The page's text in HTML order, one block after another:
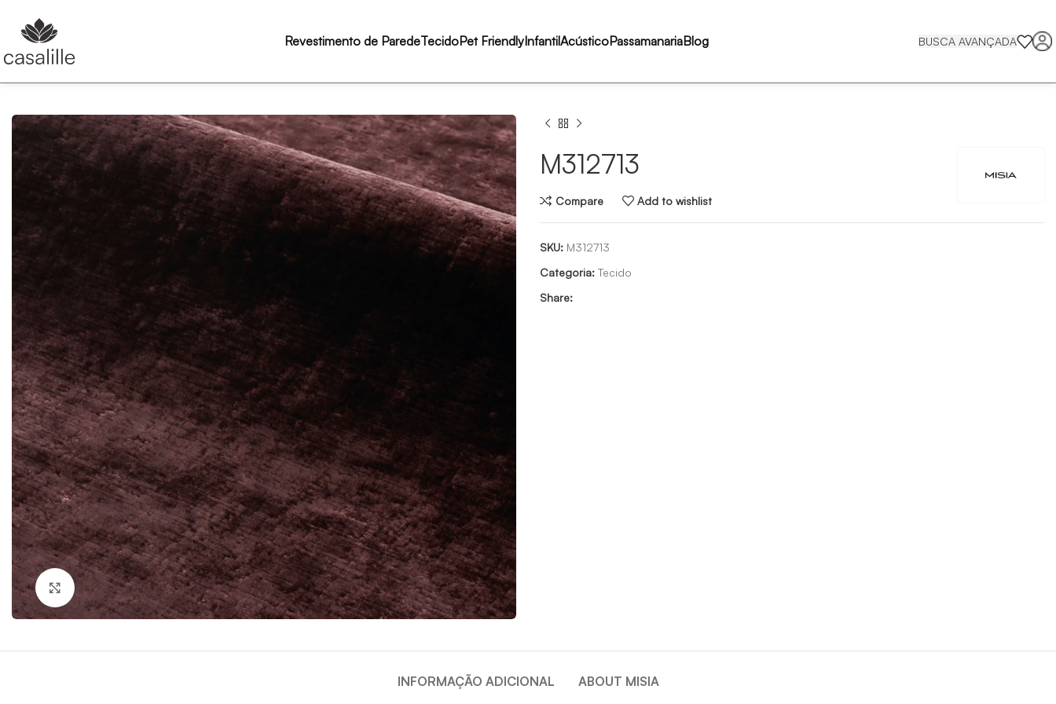
Revestimento de ParedeTecidoPet FriendlyInfantilAcústicoPassamanariaBlog BUSCA AVANÇADA
Click to enlarge
M312713
Compare Add to wishlist
SKU: M312713
Categoria: Tecido
Share:
INFORMAÇÃO ADICIONAL ABOUT MISIA